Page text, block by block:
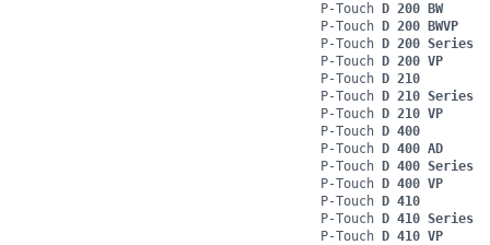
P-Touch D 200 BW
P-Touch D 200 BWVP
P-Touch D 200 Series
P-Touch D 200 VP
P-Touch D 210
P-Touch D 210 Series
P-Touch D 210 VP
P-Touch D 400
P-Touch D 400 AD
P-Touch D 400 Series
P-Touch D 400 VP
P-Touch D 410
P-Touch D 410 Series
P-Touch D 410 VP